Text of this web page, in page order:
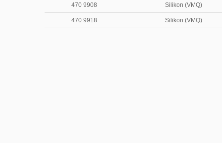
470 9908 Silikon (VMQ)
470 9918 Silikon (VMQ)